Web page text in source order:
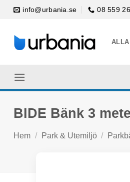
Skip
info@urbania.se 08 559
ALLA
BIDE Bänk 3
Hem / Park & Utemiljö /